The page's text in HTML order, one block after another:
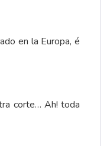
en la Europa, é
corte… Ah! toda